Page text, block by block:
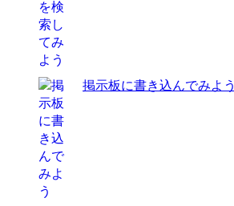
掲示板に書き込んでみよう